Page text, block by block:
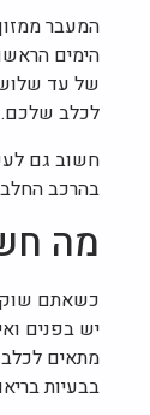
הימים
של עד
לכלב שלכם.
חשוב גם
בהרכב
מה
כשאתם
יש בפנים
מתאים לכלב
בבעיות